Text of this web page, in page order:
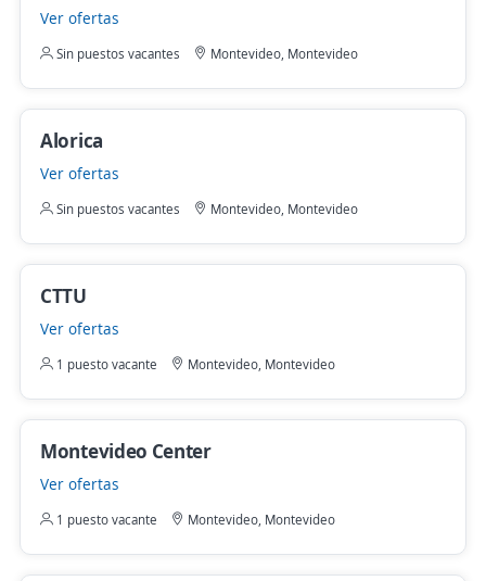
Ver ofertas
Sin puestos vacantes Montevideo, Montevideo
Alorica
Ver ofertas
Sin puestos vacantes Montevideo, Montevideo
CTTU
Ver ofertas
1 puesto vacante Montevideo, Montevideo
Montevideo Center
Ver ofertas
1 puesto vacante Montevideo, Montevideo